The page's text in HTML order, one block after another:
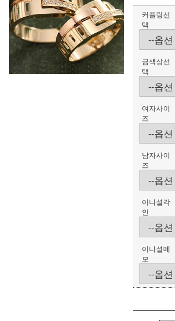
커플링선
택
금색상선
택
여자사이
즈
남자사이
즈
이니셜각
인
이니셜메
모